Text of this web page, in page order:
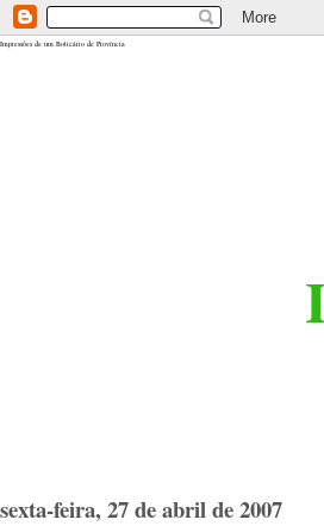
<$BlogRSDUrl$>
Impressões de um Boticário de Província
sexta-feira, 27 de abril de 2007